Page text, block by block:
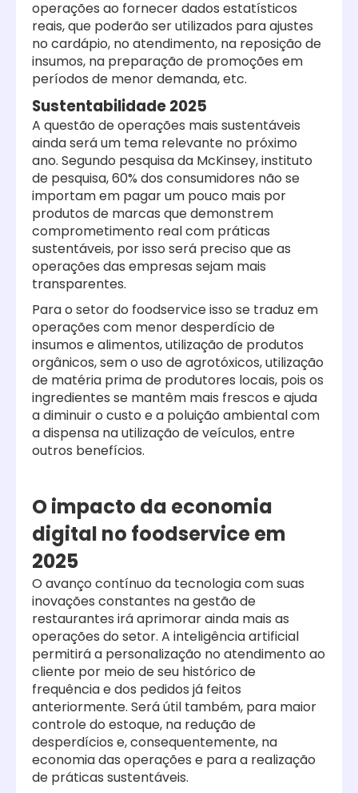
operações ao fornecer dados estatísticos
reais, que poderão ser utilizados para ajustes
no cardápio, no atendimento, na reposição de
insumos, na preparação de promoções em
períodos de menor demanda, etc.
Sustentabilidade 2025
A questão de operações mais sustentáveis
ainda será um tema relevante no próximo
ano. Segundo pesquisa da McKinsey, instituto
de pesquisa, 60% dos consumidores não se
importam em pagar um pouco mais por
produtos de marcas que demonstrem
comprometimento real com práticas
sustentáveis, por isso será preciso que as
operações das empresas sejam mais
transparentes.
Para o setor do foodservice isso se traduz em
operações com menor desperdício de
insumos e alimentos, utilização de produtos
orgânicos, sem o uso de agrotóxicos, utilização
de matéria prima de produtores locais, pois os
ingredientes se mantêm mais frescos e ajuda
a diminuir o custo e a poluição ambiental com
a dispensa na utilização de veículos, entre
outros benefícios.
O impacto da economia
digital no foodservice em
2025
O avanço contínuo da tecnologia com suas
inovações constantes na gestão de
restaurantes irá aprimorar ainda mais as
operações do setor. A inteligência artificial
permitirá a personalização no atendimento ao
cliente por meio de seu histórico de
frequência e dos pedidos já feitos
anteriormente. Será útil também, para maior
controle do estoque, na redução de
desperdícios e, consequentemente, na
economia das operações e para a realização
de práticas sustentáveis.